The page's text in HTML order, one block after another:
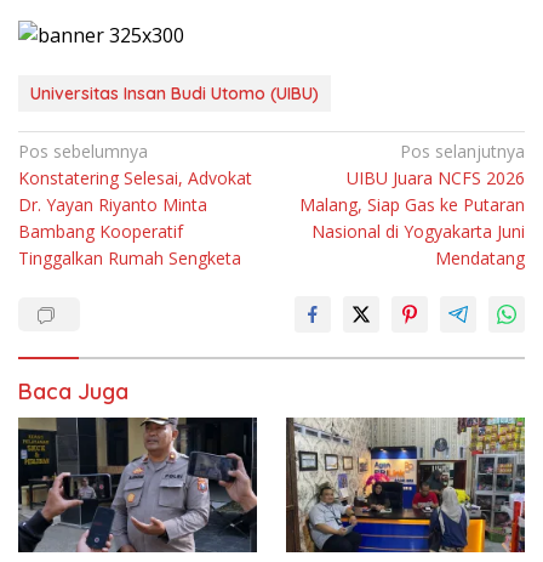
Universitas Insan Budi Utomo (UIBU)
Navigasi
pos
Pos sebelumnya
Konstatering Selesai, Advokat
Dr. Yayan Riyanto Minta
Bambang Kooperatif
Tinggalkan Rumah Sengketa
Pos selanjutnya
UIBU Juara NCFS 2026
Malang, Siap Gas ke Putaran
Nasional di Yogyakarta Juni
Mendatang
Baca Juga